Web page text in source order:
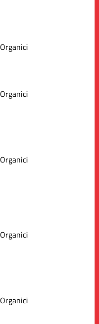
Organici
Organici
Organici
Organici
Organici